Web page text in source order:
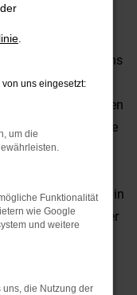
Frage wird uns
kommt es bei
Vorstellungen
bestens für Ihre
in mehrerlei
erstklassige
Faktoren. Ob in
ist ein Hingucker
Die
Verbrauch
die
uns eingesetzt:
um die
Funktionalität
wie Google
und weitere
die Nutzung der